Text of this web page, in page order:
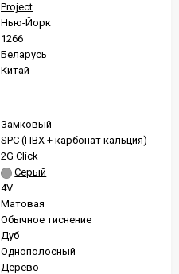
Project
Нью-Йорк
1266
Беларусь
Китай
Замковый
SPC (ПВХ + карбонат кальция)
2G Click
Серый
4V
Матовая
Обычное тиснение
Дуб
Однополосный
Дерево